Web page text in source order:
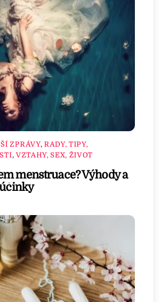
ZPRÁVY, RADY, TIPY,
, VZTAHY, SEX, ŽIVOT
menstruace? Výhody a